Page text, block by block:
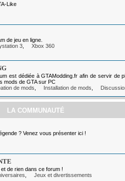
Like
de jeu en ligne.
3, Xbox 360
est dédiée à GTAModding.fr afin de servir de
mods de GTA sur PC
de mods Installation de mods
LA COMMUNAUTÉ
? Venez vous présenter ici !
de rien dans ce forum !
Jeux et divertissements